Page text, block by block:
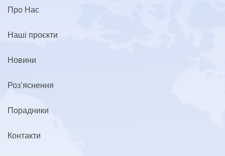
Про Нас
Наші проєкти
Новини
Роз’яснення
Порадники
Контакти